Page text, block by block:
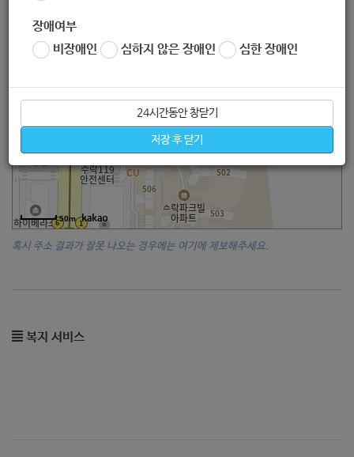
장애여부
비장애인
심하지 않은 장애인 심한 장애인
24시간동안 창닫기
저장 후 닫기
50m
혹시 주소 결과가 잘못 나오는 경우에는 여기에 제보해주세요.
복지 서비스